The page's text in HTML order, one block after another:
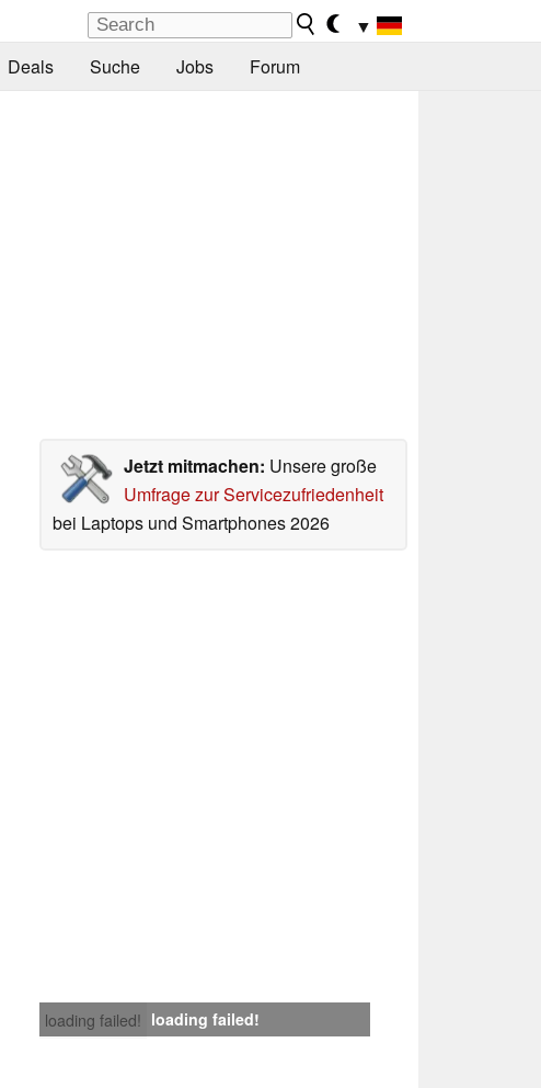
▼
Deals Suche Jobs Forum
Jetzt mitmachen: Unsere große
Umfrage zur Servicezufriedenheit
bei Laptops und Smartphones 2026
loading failed! loading failed!